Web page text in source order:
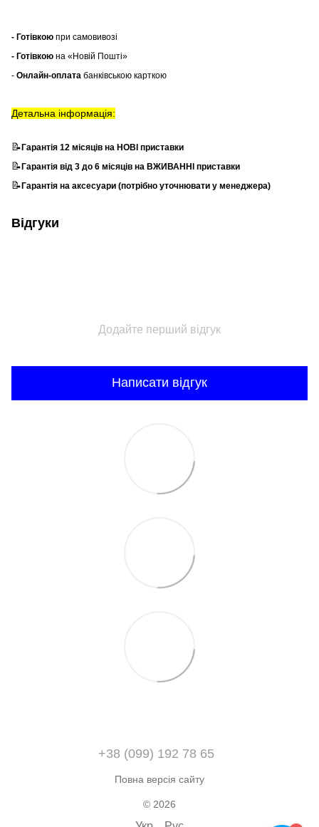
- Готівкою при самовивозі
- Готівкою на «Новій Пошті»
- Онлайн-оплата банківською карткою
Детальна інформація:
📝Гарантія 12 місяців на НОВІ приставки
📝Гарантія від 3 до 6 місяців на ВЖИВАННІ приставки
📝Гарантія на аксесуари (потрібно уточнювати у менеджера)
Відгуки
Додайте перший відгук
Написати відгук
+38 (099) 192 78 65
Повна версія сайту
© 2026